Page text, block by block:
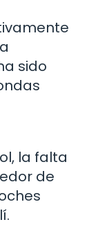
sido
la falta
de